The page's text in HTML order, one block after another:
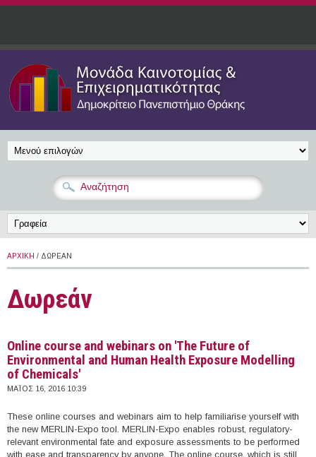
Παράκαμψη προς το κυρίως περιεχόμενο
ΑΡΧΙΚΉ / ΔΩΡΕΆΝ
Δωρεάν
Online course and webinars on 'The Future of
Environmental and Human Health Exposure Modelling
of Chemicals'
ΜΆΙΟΣ 16, 2016 10:39
These online courses and webinars aim to help familiarise yourself with
the new MERLIN-Expo tool. MERLIN-Expo enables robust, regulatory-
relevant environmental fate and exposure assessments to be performed
with ease and transparency by anyone. The online course, which is still